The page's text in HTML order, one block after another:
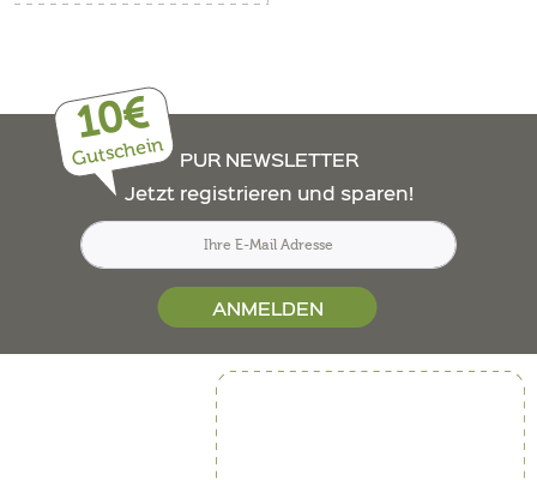
10€
Gutschein
PUR NEWSLETTER
Jetzt registrieren und sparen!
ANMELDEN